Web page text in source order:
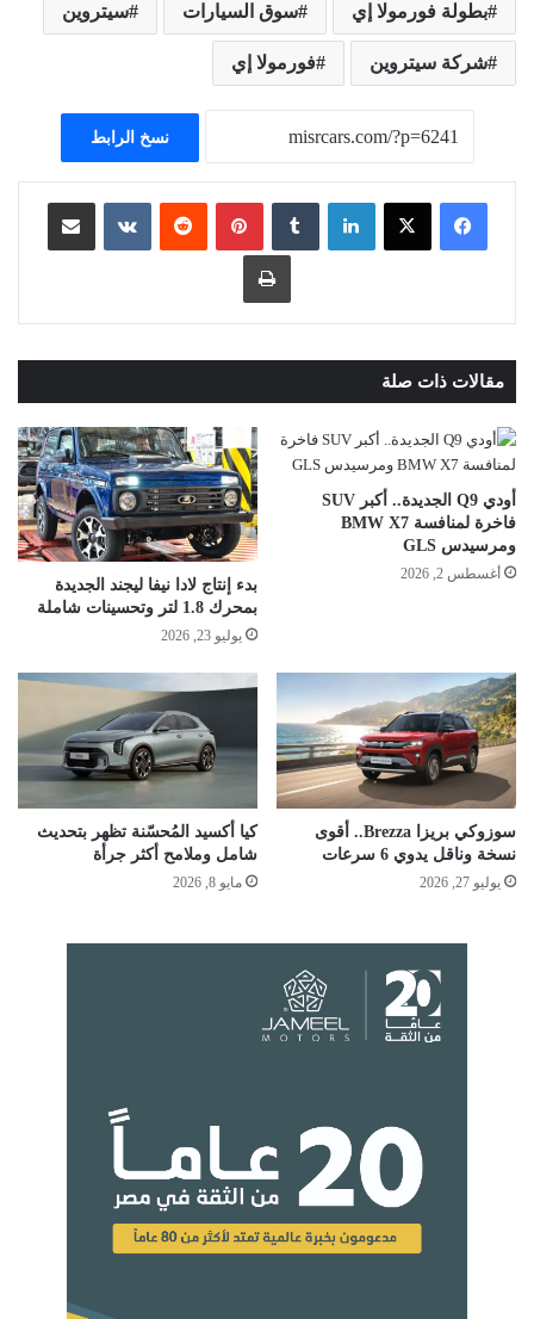
بطولة فورمولا إي سوق السيارات سيتروين
شركة سيتروين فورمولا إي
نسخ الرابط
لينكدإن ‏Tumblr بينتيريست
‏Reddit
‏VKontakte مشاركة عبر البريد
طباعة
مقالات ذات صلة
أودي Q9 الجديدة.. أكبر SUV
فاخرة لمنافسة BMW X7
ومرسيدس GLS
أغسطس 2, 2026
بدء إنتاج لادا نيفا ليجند الجديدة
بمحرك 1.8 لتر وتحسينات شاملة
يوليو 23, 2026
سوزوكي بريزا Brezza.. أقوى
نسخة وناقل يدوي 6 سرعات
يوليو 27, 2026
كيا أكسيد المُحسّنة تظهر بتحديث
شامل وملامح أكثر جرأة
مايو 8, 2026